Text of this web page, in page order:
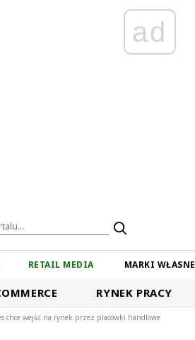
ad
RETAIL MEDIA MARKI WŁASNE
RYNEK PRACY
chce wejść na rynek przez placówki handlowe